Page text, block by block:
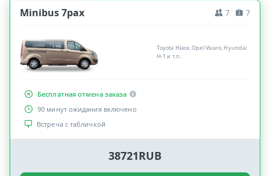
Minibus 7pax 7 7
Toyota Hiace, Opel Vivaro, Hyundai
H-1 и т.п.
Бесплатная отмена заказа
90 минут ожидания включено
Встреча с табличкой
38721RUB